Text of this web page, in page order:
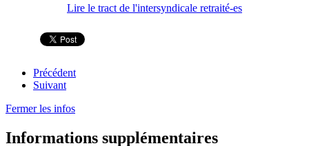
Lire le tract de l'intersyndicale retraité-es
Précédent
Suivant
Fermer les infos
Informations supplémentaires